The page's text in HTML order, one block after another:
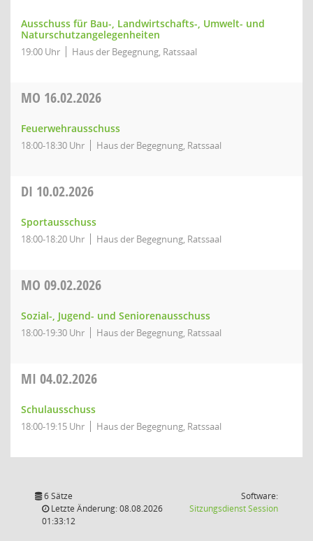
Ausschuss für Bau-, Landwirtschafts-, Umwelt- und
Naturschutzangelegenheiten
19:00 Uhr Haus der Begegnung, Ratssaal
MO 16.02.2026
Feuerwehrausschuss
18:00-18:30 Uhr Haus der Begegnung, Ratssaal
DI 10.02.2026
Sportausschuss
18:00-18:20 Uhr Haus der Begegnung, Ratssaal
MO 09.02.2026
Sozial-, Jugend- und Seniorenausschuss
18:00-19:30 Uhr Haus der Begegnung, Ratssaal
MI 04.02.2026
Schulausschuss
18:00-19:15 Uhr Haus der Begegnung, Ratssaal
6 Sätze
Letzte Änderung: 08.08.2026
01:33:12
Software:
SitzungsdienstSession(Wird in